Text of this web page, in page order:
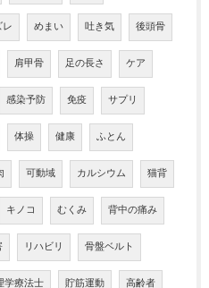
レ めまい 吐き気 後頭骨
肩甲骨 足の長さ ケア
感染予防 免疫 サプリ
体操 健康 ふとん
可動域 カルシウム 猫背
キノコ むくみ 背中の痛み
リハビリ 骨盤ベルト
学療法士 貯筋運動 高齢者